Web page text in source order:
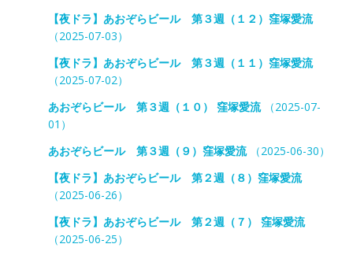
【夜ドラ】あおぞらビール 第３週（１２）窪塚愛流
（2025-07-03）
【夜ドラ】あおぞらビール 第３週（１１）窪塚愛流
（2025-07-02）
あおぞらビール 第３週（１０） 窪塚愛流（2025-07-
01）
あおぞらビール 第３週（９）窪塚愛流（2025-06-30）
【夜ドラ】あおぞらビール 第２週（８）窪塚愛流
（2025-06-26）
【夜ドラ】あおぞらビール 第２週（７） 窪塚愛流
（2025-06-25）